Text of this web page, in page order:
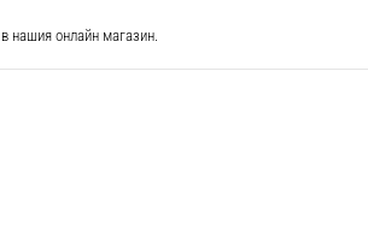
нашия онлайн магазин.